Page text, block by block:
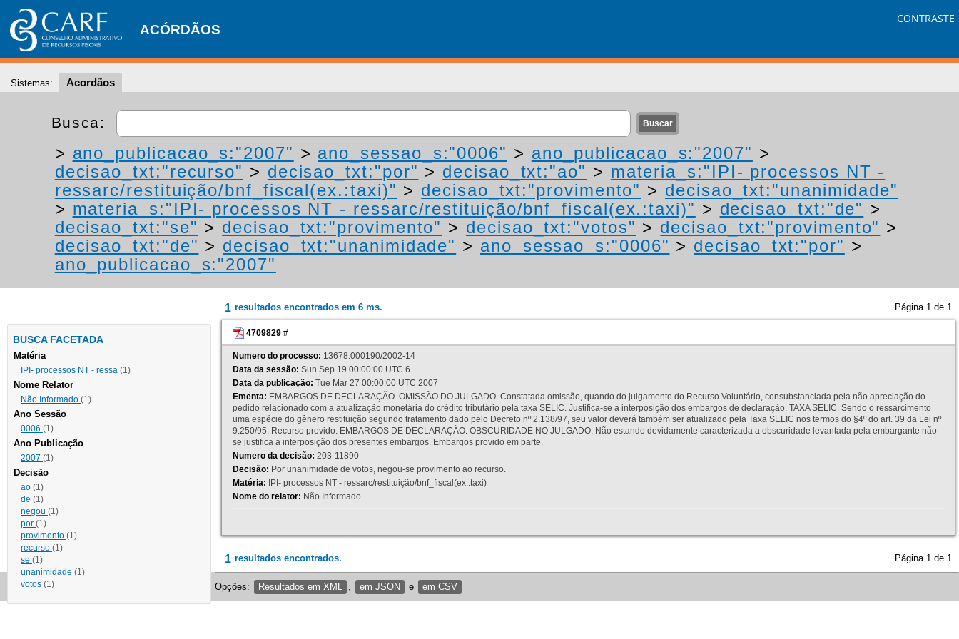
ACÓRDÃOS
CONTRASTE
Sistemas: Acordãos
Busca:
> ano_publicacao_s:"2007" > ano_sessao_s:"0006" > ano_publicacao_s:"2007" >
decisao_txt:"recurso" > decisao_txt:"por" > decisao_txt:"ao" > materia_s:"IPI- processos NT -
ressarc/restituição/bnf_fiscal(ex.:taxi)" > decisao_txt:"provimento" > decisao_txt:"unanimidade"
> materia_s:"IPI- processos NT - ressarc/restituição/bnf_fiscal(ex.:taxi)" > decisao_txt:"de" >
decisao_txt:"se" > decisao_txt:"provimento" > decisao_txt:"votos" > decisao_txt:"provimento" >
decisao_txt:"de" > decisao_txt:"unanimidade" > ano_sessao_s:"0006" > decisao_txt:"por" >
ano_publicacao_s:"2007"
BUSCA FACETADA
Matéria
IPI- processos NT - ressa (1)
Nome Relator
Não Informado (1)
Ano Sessão
0006 (1)
Ano Publicação
2007 (1)
Decisão
ao (1)
de (1)
negou (1)
por (1)
provimento (1)
recurso (1)
se (1)
unanimidade (1)
votos (1)
1 resultados encontrados em 6 ms. Página 1 de 1
4709829 #
Numero do processo: 13678.000190/2002-14
Data da sessão: Sun Sep 19 00:00:00 UTC 6
Data da publicação: Tue Mar 27 00:00:00 UTC 2007
Ementa: EMBARGOS DE DECLARAÇÃO. OMISSÃO DO JULGADO. Constatada omissão, quando do julgamento do Recurso Voluntário, consubstanciada pela não apreciação do
pedido relacionado com a atualização monetária do crédito tributário pela taxa SELIC. Justifica-se a interposição dos embargos de declaração. TAXA SELIC. Sendo o ressarcimento
uma espécie do gênero restituição segundo tratamento dado pelo Decreto nº 2.138/97, seu valor deverá também ser atualizado pela Taxa SELIC nos termos do §4º do art. 39 da Lei nº
9.250/95. Recurso provido. EMBARGOS DE DECLARAÇÃO. OBSCURIDADE NO JULGADO. Não estando devidamente caracterizada a obscuridade levantada pela embargante não
se justifica a interposição dos presentes embargos. Embargos provido em parte.
Numero da decisão: 203-11890
Decisão: Por unanimidade de votos, negou-se provimento ao recurso.
Matéria: IPI- processos NT - ressarc/restituição/bnf_fiscal(ex.:taxi)
Nome do relator: Não Informado
1 resultados encontrados. Página 1 de 1
Opções: Resultados em XML em JSON e em CSV